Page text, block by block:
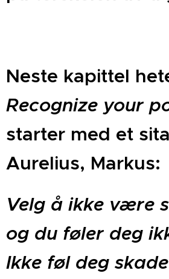
Neste kapittel
Recognize your
starter med et
Aurelius, Markus:
Velg å ikke være
og du føler deg
Ikke føl deg